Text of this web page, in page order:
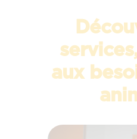
aux